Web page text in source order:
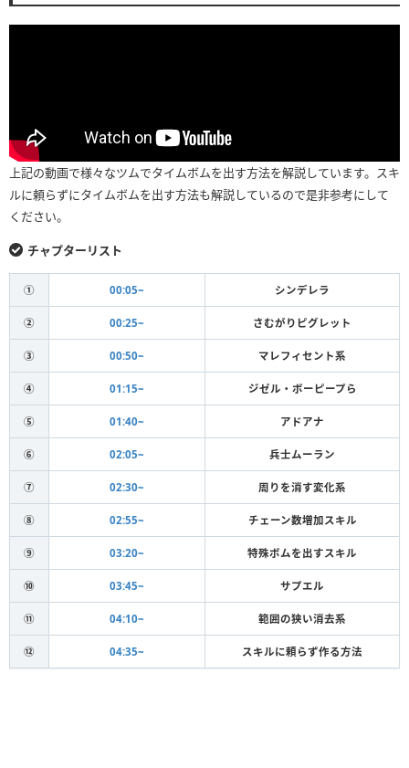
上記の動画で様々なツムでタイムボムを出す方法を解説しています。スキ
ルに頼らずにタイムボムを出す方法も解説しているので是非参考にして
ください。
チャプターリスト
① 00:05~ シンデレラ
② 00:25~ さむがりピグレット
③ 00:50~ マレフィセント系
④ 01:15~ ジゼル・ボーピープら
⑤ 01:40~ アドアナ
⑥ 02:05~ 兵士ムーラン
⑦ 02:30~ 周りを消す変化系
⑧ 02:55~ チェーン数増加スキル
⑨ 03:20~ 特殊ボムを出すスキル
⑩ 03:45~ サプエル
⑪ 04:10~ 範囲の狭い消去系
⑫ 04:35~ スキルに頼らず作る方法